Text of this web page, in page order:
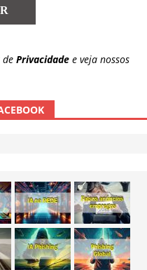
de Privacidade e veja nossos